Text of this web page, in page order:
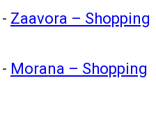
- Zaavora – Shopping
- Morana – Shopping